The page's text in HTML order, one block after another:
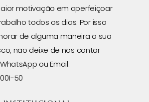
motivação em aperfeiçoar
todos os dias. Por isso
de alguma maneira a sua
não deixe de nos contar
ou Email.
50